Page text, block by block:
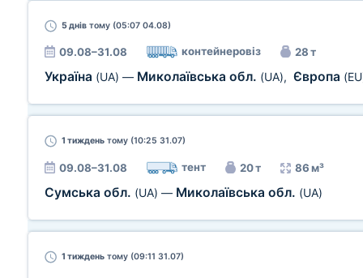
5 днів тому (05:07 04.08)
09.08–31.08 контейнеровіз 28 т
Україна (UA) — Миколаївська обл. (UA), Європа
1 тиждень тому (10:25 31.07)
09.08–31.08 тент 20 т 86 м³
Сумська обл. (UA) — Миколаївська обл. (UA)
1 тиждень тому (09:11 31.07)